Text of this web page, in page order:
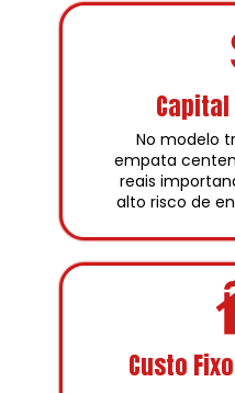
Custo
No modelo
empata
reais
alto risco de